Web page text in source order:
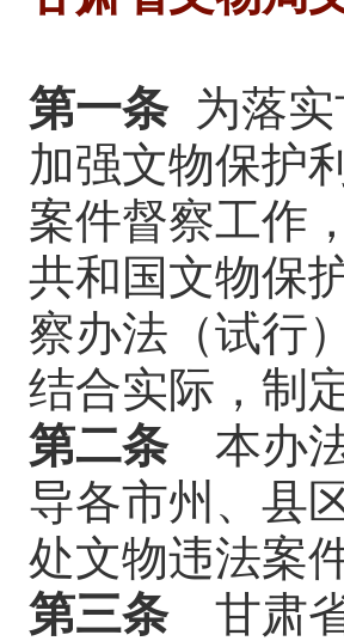
第一条 为落
加强文物保护
案件督察工作
共和国文物保
察办法（试行
结合实际，制
第二条本办法
导各市州、县
处文物违法案
第三条甘肃省